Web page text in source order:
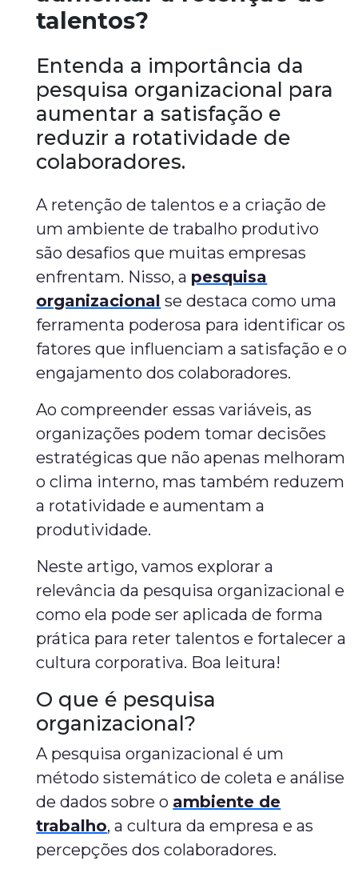
talentos?
Entenda a importância da
pesquisa organizacional para
aumentar a satisfação e
reduzir a rotatividade de
colaboradores.
A retenção de talentos e a criação de
um ambiente de trabalho produtivo
são desafios que muitas empresas
enfrentam. Nisso, a pesquisa
organizacional se destaca como uma
ferramenta poderosa para identificar os
fatores que influenciam a satisfação e o
engajamento dos colaboradores.
Ao compreender essas variáveis, as
organizações podem tomar decisões
estratégicas que não apenas melhoram
o clima interno, mas também reduzem
a rotatividade e aumentam a
produtividade.
Neste artigo, vamos explorar a
relevância da pesquisa organizacional e
como ela pode ser aplicada de forma
prática para reter talentos e fortalecer a
cultura corporativa. Boa leitura!
O que é pesquisa
organizacional?
A pesquisa organizacional é um
método sistemático de coleta e análise
de dados sobre o ambiente de
trabalho, a cultura da empresa e as
percepções dos colaboradores.